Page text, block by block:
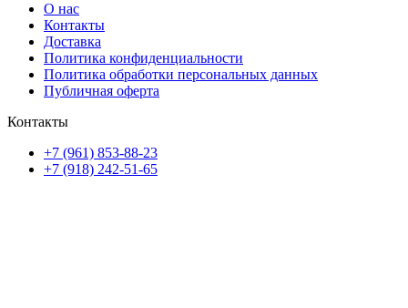
О нас
Контакты
Доставка
Политика конфиденциальности
Политика обработки персональных данных
Публичная оферта
Контакты
+7 (961) 853-88-23
+7 (918) 242-51-65